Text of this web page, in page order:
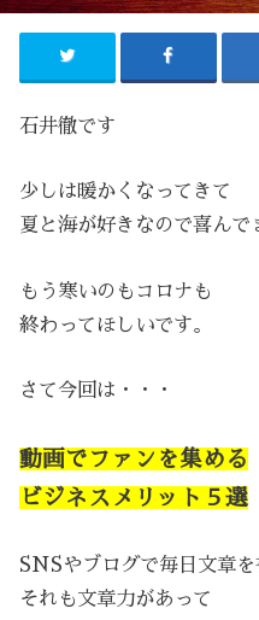
石井徹です
少しは暖かくなってきて
夏と海が好きなので喜んで
もう寒いのもコロナも
終わってほしいです。
さて今回は・・・
動画でファンを集める
ビジネスメリット５選
SNSやブログで毎日文章
それも文章力があって